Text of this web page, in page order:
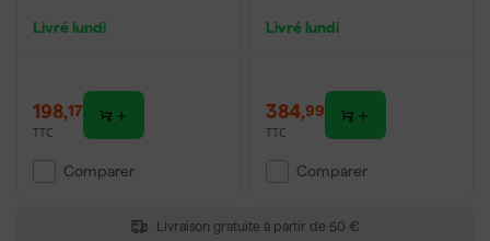
Livraison gratuite à partir de 50 €
Livré lundi
198,17
TTC
Comparer
Livré lundi
384,99
TTC
Comparer